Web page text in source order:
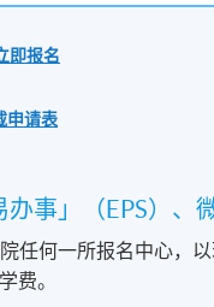
即报名
申请表
办事」（EPS）、
任何一所报名中心，
费。